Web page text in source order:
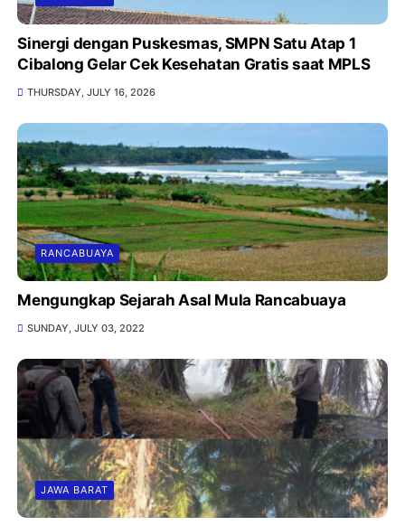
Sinergi dengan Puskesmas, SMPN Satu Atap 1
Cibalong Gelar Cek Kesehatan Gratis saat MPLS
THURSDAY, JULY 16, 2026
RANCABUAYA
Mengungkap Sejarah Asal Mula Rancabuaya
SUNDAY, JULY 03, 2022
JAWA BARAT